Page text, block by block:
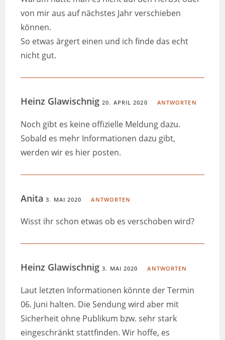
von mir aus auf nächstes Jahr verschieben
können.
So etwas ärgert einen und ich finde das echt
nicht gut.
Heinz Glawischnig20. APRIL 2020 ANTWORTEN
Noch gibt es keine offizielle Meldung dazu.
Sobald es mehr Informationen dazu gibt,
werden wir es hier posten.
Anita3. MAI 2020 ANTWORTEN
Wisst ihr schon etwas ob es verschoben wird?
Heinz Glawischnig3. MAI 2020 ANTWORTEN
Laut letzten Informationen könnte der Termin
06. Juni halten. Die Sendung wird aber mit
Sicherheit ohne Publikum bzw. sehr stark
eingeschränkt stattfinden. Wir hoffe, es